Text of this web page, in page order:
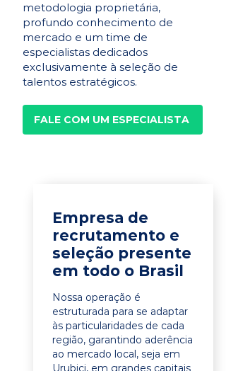
metodologia proprietária,
profundo conhecimento de
mercado e um time de
especialistas dedicados
exclusivamente à seleção de
talentos estratégicos.
FALE COM UM ESPECIALISTA
Empresa de
recrutamento e
seleção presente
em todo o Brasil
Nossa operação é
estruturada para se adaptar
às particularidades de cada
região, garantindo aderência
ao mercado local, seja em
Urubici, em grandes capitais